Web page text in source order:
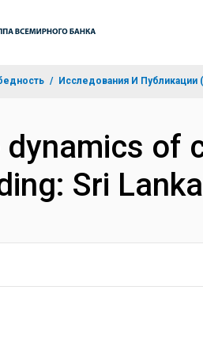
Исследования И Публикации
dynamics of
Sri